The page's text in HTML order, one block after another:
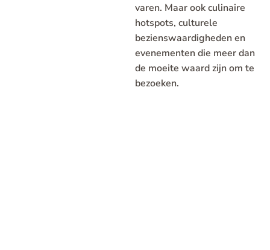
varen. Maar ook culinaire
hotspots, culturele
bezienswaardigheden en
evenementen die meer dan
de moeite waard zijn om te
bezoeken.